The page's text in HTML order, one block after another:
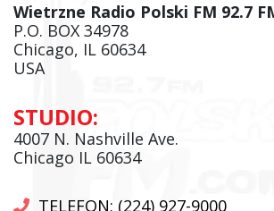
Wietrzne Radio Polski FM 92.7
P.O. BOX 34978
Chicago, IL 60634
USA
STUDIO:
4007 N. Nashville Ave.
Chicago IL 60634
TELEFON: (224) 927-9000